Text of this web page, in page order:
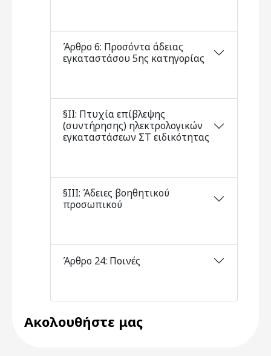
Άρθρο 6: Προσόντα άδειας
εγκαταστάσου 5ης κατηγορίας
§ΙΙ: Πτυχία επίβλεψης
(συντήρησης) ηλεκτρολογικών
εγκαταστάσεων ΣΤ ειδικότητας
§ΙΙΙ: Άδειες βοηθητικού
προσωπικού
Άρθρο 24: Ποινές
Ακολουθήστε μας